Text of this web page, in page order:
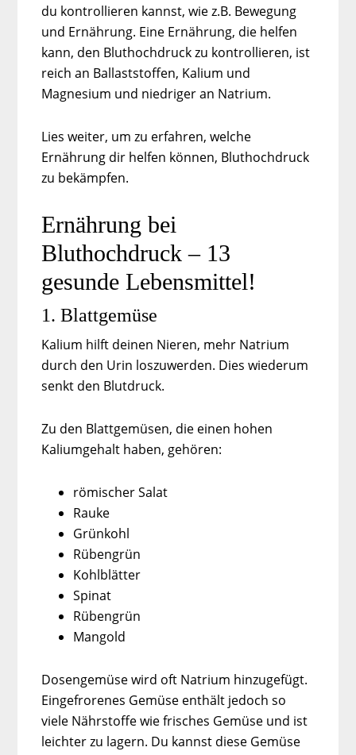
du kontrollieren kannst, wie z.B. Bewegung
und Ernährung. Eine Ernährung, die helfen
kann, den Bluthochdruck zu kontrollieren, ist
reich an Ballaststoffen, Kalium und
Magnesium und niedriger an Natrium.
Lies weiter, um zu erfahren, welche
Ernährung dir helfen können, Bluthochdruck
zu bekämpfen.
Ernährung bei
Bluthochdruck – 13
gesunde Lebensmittel!
1. Blattgemüse
Kalium hilft deinen Nieren, mehr Natrium
durch den Urin loszuwerden. Dies wiederum
senkt den Blutdruck.
Zu den Blattgemüsen, die einen hohen
Kaliumgehalt haben, gehören:
römischer Salat
Rauke
Grünkohl
Rübengrün
Kohlblätter
Spinat
Rübengrün
Mangold
Dosengemüse wird oft Natrium hinzugefügt.
Eingefrorenes Gemüse enthält jedoch so
viele Nährstoffe wie frisches Gemüse und ist
leichter zu lagern. Du kannst diese Gemüse